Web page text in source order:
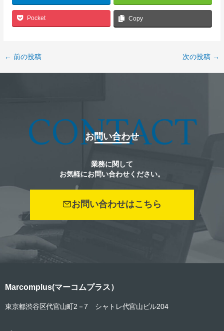
Pocket Copy
← 前の投稿 次の投稿 →
CONTACT
お問い合わせ
業務に関して
お気軽にお問い合わせください。
お問い合わせはこちら
Marcomplus(マーコムプラス）
東京都渋谷区代官山町2 －7 シャトレ代官山ビル204